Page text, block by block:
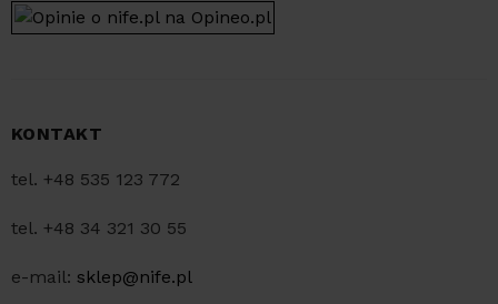
KONTAKT
tel. +48 535 123 772
tel. +48 34 321 30 55
e-mail: sklep@nife.pl